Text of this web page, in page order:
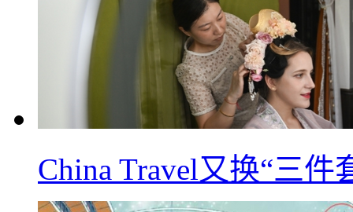
China Travel又换“三